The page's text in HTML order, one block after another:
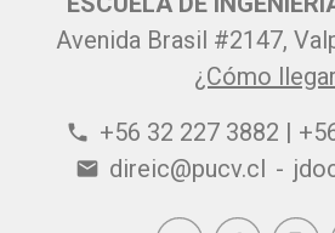
Avenida Brasil #2147,
¿Cómo
phone +56 32 227 3882 |
email direic@pucv.cl -